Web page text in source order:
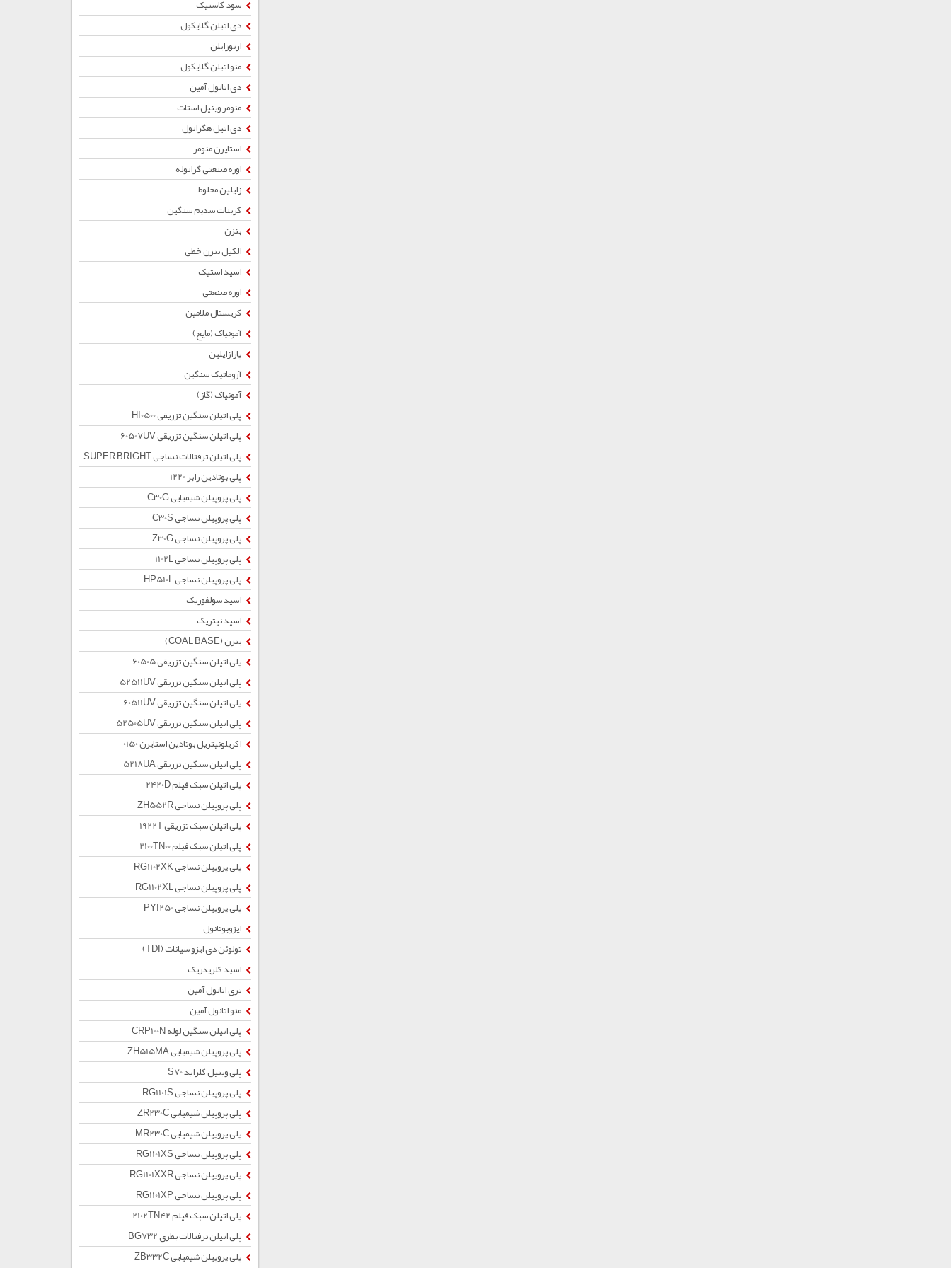
سود کاستیک
دی اتیلن گلایکول
ارتوزایلن
منو اتیلن گلایکول
دی اتانول آمین
منومر وینیل استات
دی اتیل هگزانول
استایرن منومر
اوره صنعتی گرانوله
زایلین مخلوط
کربنات سدیم سنگین
بنزن
الکیل بنزن خطی
اسید استیک
اوره صنعتی
کریستال ملامین
آمونیاک (مایع)
پارازایلین
آروماتیک سنگین
آمونیاک (گاز)
پلی اتیلن سنگین تزریقی HI0500
پلی اتیلن سنگین تزریقی 60507UV
پلی اتیلن ترفتالات نساجی SUPER BRIGHT
پلی بوتادین رابر 1220
پلی پروپیلن شیمیایی C30G
پلی پروپیلن نساجی C30S
پلی پروپیلن نساجی Z30G
پلی پروپیلن نساجی 1102L
پلی پروپیلن نساجی HP510L
اسید سولفوریک
اسید نیتریک
بنزن (COAL BASE)
پلی اتیلن سنگین تزریقی 60505
پلی اتیلن سنگین تزریقی 52511UV
پلی اتیلن سنگین تزریقی 60511UV
پلی اتیلن سنگین تزریقی 52505UV
اکریلونیتریل بوتادین استایرن 0150
پلی اتیلن سنگین تزریقی 5218UA
پلی اتیلن سبک فیلم 2420D
پلی پروپیلن نساجی ZH552R
پلی اتیلن سبک تزریقی 1922T
پلی اتیلن سبک فیلم 2100TN00
پلی پروپیلن نساجی RG1102XK
پلی پروپیلن نساجی RG1102XL
پلی پروپیلن نساجی PYI250
ایزوبوتانول
تولوئن دی ایزو سیانات (TDI)
اسید کلریدریک
تری اتانول آمین
منو اتانول آمین
پلی اتیلن سنگین لوله CRP100N
پلی پروپیلن شیمیایی ZH515MA
پلی وینیل کلراید S70
پلی پروپیلن نساجی RG1101S
پلی پروپیلن شیمیایی ZR230C
پلی پروپیلن شیمیایی MR230C
پلی پروپیلن نساجی RG1101XS
پلی پروپیلن نساجی RG1101XXR
پلی پروپیلن نساجی RG1101XP
پلی اتیلن سبک فیلم 2102TN42
پلی اتیلن ترفتالات بطری BG732
پلی پروپیلن شیمیایی ZB332C